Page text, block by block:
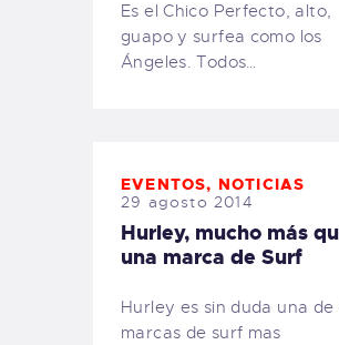
Es el Chico Perfecto, alto,
guapo y surfea como los
Ángeles. Todos…
EVENTOS, NOTICIAS
29 agosto 2014
Hurley, mucho más
una marca de Surf
Hurley es sin duda una de
marcas de surf mas